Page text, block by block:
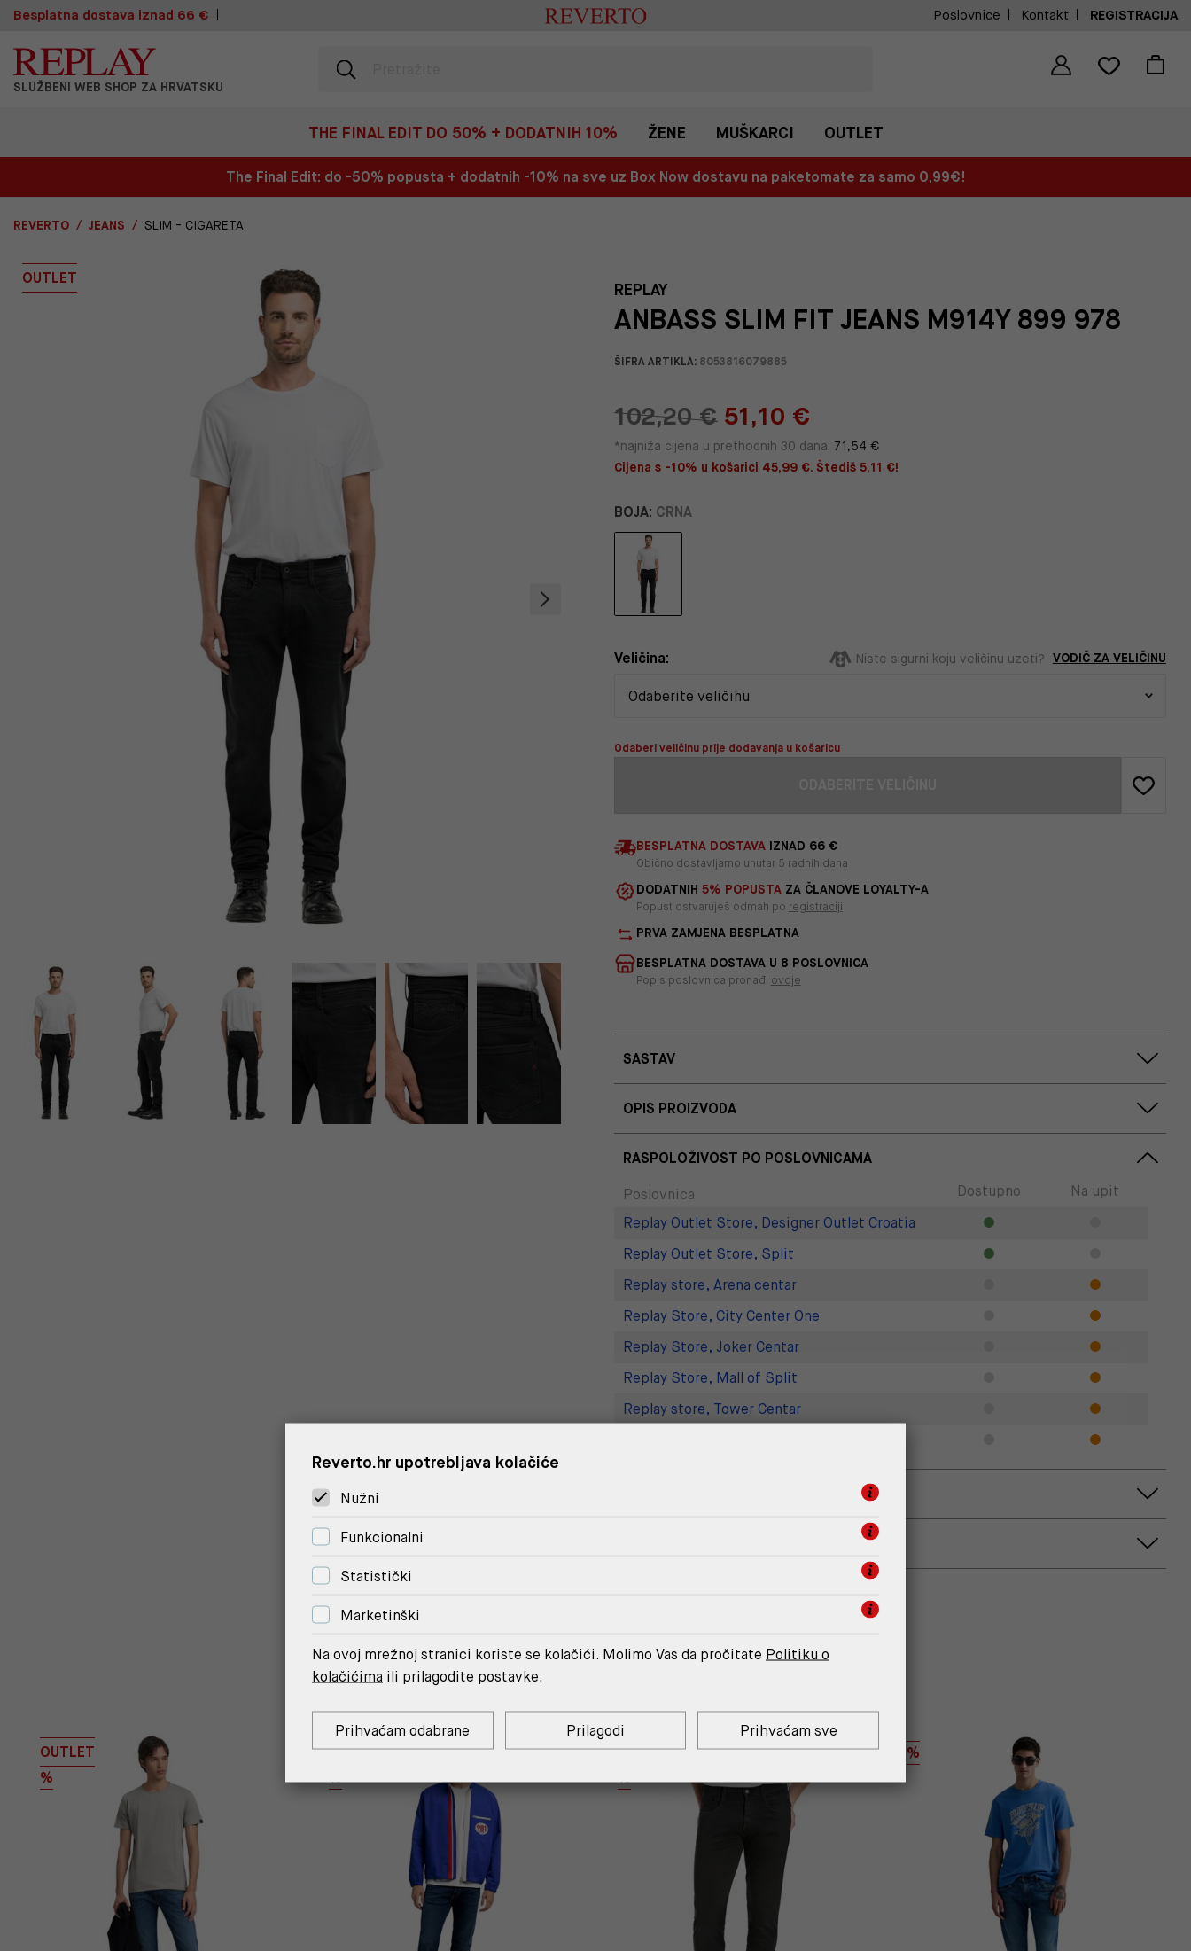
Besplatna dostava iznad 66 € Poslovnice Kontakt REGISTRACIJA
SLUŽBENI WEB SHOP ZA HRVATSKU
THE FINAL EDIT DO 50% + DODATNIH 10% ŽENE MUŠKARCI OUTLET
The Final Edit: do -50% popusta + dodatnih -10% na sve uz Box Now dostavu na paketomate za samo 0,99€!
REVERTO JEANS SLIM - CIGARETA
OUTLET
REPLAY
ANBASS SLIM FIT JEANS M914Y 899 978
ŠIFRA ARTIKLA:8053816079885
102,20 € 51,10 €
*najniža cijena u prethodnih 30 dana: 71,54 €
Cijena s -10% u košarici 45,99 €. Štediš 5,11 €!
BOJA: CRNA
Veličina: Niste sigurni koju veličinu uzeti? VODIČ ZA VELIČINU
Odaberi veličinu prije dodavanja u košaricu
BESPLATNA DOSTAVAIZNAD 66 €
Obično dostavljamo unutar 5 radnih dana
DODATNIH 5% POPUSTAZA ČLANOVE LOYALTY-A
Popust ostvaruješ odmah po registraciji
PRVA ZAMJENA BESPLATNA
BESPLATNA DOSTAVA U 8 POSLOVNICA
Popis poslovnica pronađi ovdje
SASTAV
OPIS PROIZVODA
RASPOLOŽIVOST PO POSLOVNICAMA
Poslovnica
Dostupno
Na upit
Replay Outlet Store, Designer Outlet Croatia
Replay Outlet Store, Split
Replay store, Arena centar
Replay Store, City Center One
Replay Store, Joker Centar
Replay Store, Mall of Split
Replay store, Tower Centar
MOŽDA ĆE TI SE SVIDJETI
OUTLET
%
OUTLET
%
OUTLET
%
%
Reverto.hr upotrebljava kolačiće
Nužni
Funkcionalni
Statistički
Marketinški
Na ovoj mrežnoj stranici koriste se kolačići. Molimo Vas da pročitate Politiku o
kolačićima ili prilagodite postavke.
Prihvaćam odabrane Prilagodi Prihvaćam sve